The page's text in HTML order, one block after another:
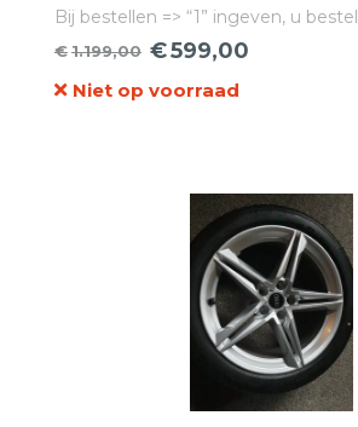
Bij bestellen => “1” ingeven, u
4 velgen!
€1.199,00
Oorspronkelijke
prijs
€599,00
Huidige
prijs
Niet op voorraad